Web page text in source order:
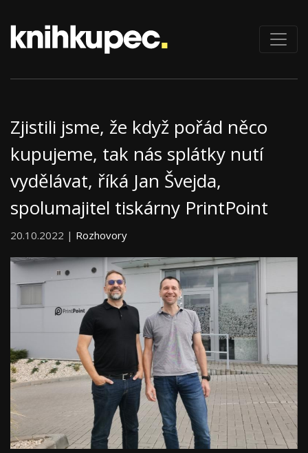
Zjistili jsme, že když pořád něco
kupujeme, tak nás splátky nutí
vydělávat, říká Jan Švejda,
spolumajitel tiskárny PrintPoint
20.10.2022 | Rozhovory